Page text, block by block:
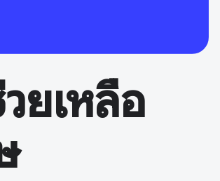
ยเหลือ